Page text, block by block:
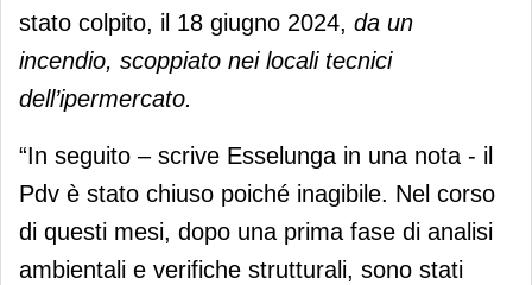
stato colpito, il 18 giugno 2024, da un
incendio, scoppiato nei locali tecnici
dell’ipermercato.
“In seguito – scrive Esselunga in una nota - il
Pdv è stato chiuso poiché inagibile. Nel corso
di questi mesi, dopo una prima fase di analisi
ambientali e verifiche strutturali, sono stati